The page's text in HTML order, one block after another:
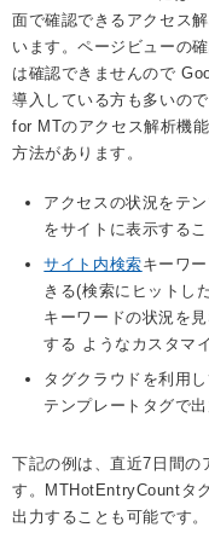
面で確認できるアクセス
います。ページビューの
は確認できませんので
導入している方も多いの
for MTのアクセス解析機
方法があります。
アクセスの状況をテ
をサイトに表示するこ
サイト内検索キーワ
きる(検索にヒットし
キーワードの状況を
する ようなカスタマ
タグクラウドを利用
テンプレートタグで
下記の例は、直近7日間の
す。MTHotEntryCountタ
出力することも可能です。